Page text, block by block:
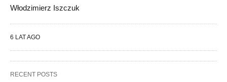
Włodzimierz Iszczuk
6 LAT AGO
RECENT POSTS